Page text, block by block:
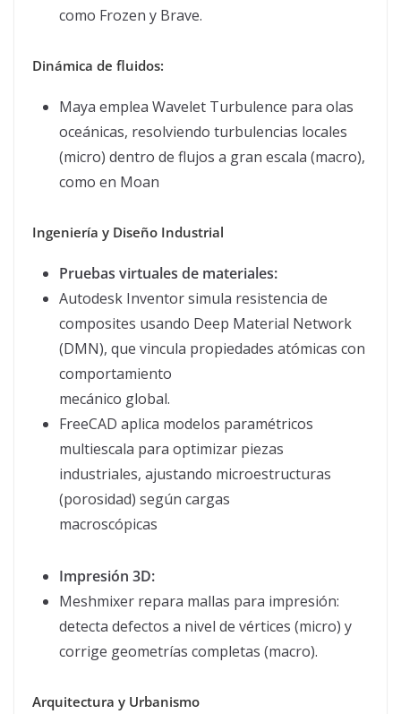
como Frozen y Brave.
Dinámica de fluidos:
Maya emplea Wavelet Turbulence para olas
oceánicas, resolviendo turbulencias locales
(micro) dentro de flujos a gran escala (macro),
como en Moan
Ingeniería y Diseño Industrial
Pruebas virtuales de materiales:
Autodesk Inventor simula resistencia de
composites usando Deep Material Network
(DMN), que vincula propiedades atómicas con
comportamiento
mecánico global.
FreeCAD aplica modelos paramétricos
multiescala para optimizar piezas
industriales, ajustando microestructuras
(porosidad) según cargas
macroscópicas
Impresión 3D:
Meshmixer repara mallas para impresión:
detecta defectos a nivel de vértices (micro) y
corrige geometrías completas (macro).
Arquitectura y Urbanismo